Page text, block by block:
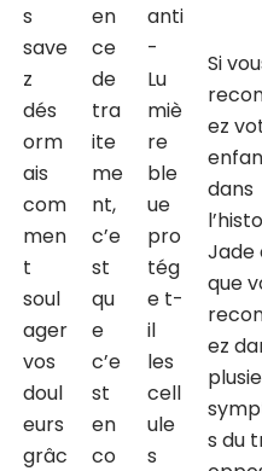
s
save
z
dés
orm
ais
com
men
t
soul
ager
vos
doul
eurs
grâc
en
ce
de
tra
ite
me
nt,
c’e
st
qu
e
c’e
st
en
co
anti
-
Lu
miè
re
ble
ue
pro
tég
e t-
il
les
cell
ule
s
Si
ez
dans
Jade
que
ez
s du